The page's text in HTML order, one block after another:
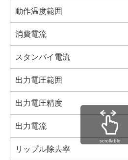
動作温度範囲
消費電流
スタンバイ電流
出力電圧範囲
出力電圧精度
出力電流
リップル除去率
scrollable